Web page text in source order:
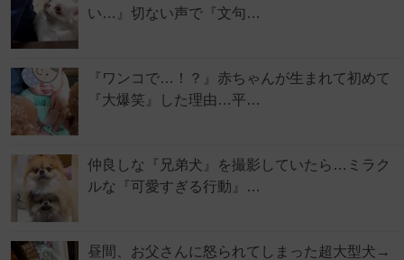
い…』切ない声で『文句…
『ワンコで…！？』赤ちゃんが生まれて初めて
『大爆笑』した理由…平…
仲良しな『兄弟犬』を撮影していたら…ミラク
ルな『可愛すぎる行動』…
昼間、お父さんに怒られてしまった超大型犬→